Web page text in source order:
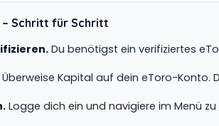
Schritt für Schritt
Du benötigst ein verifiziertes
Überweise Kapital auf dein eToro-Konto.
Logge dich ein und navigiere im Menü zu